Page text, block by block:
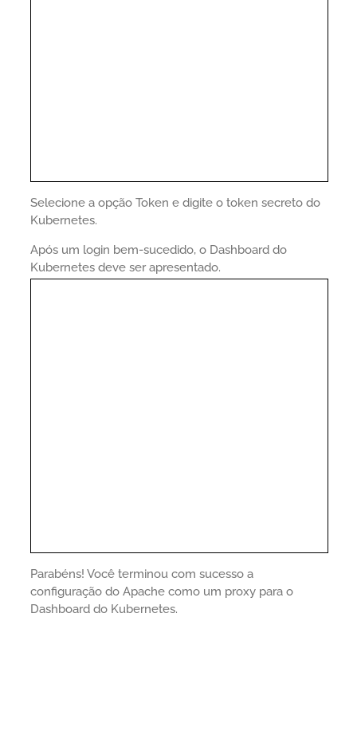
Selecione a opção Token e digite o token secreto do
Kubernetes.
Após um login bem-sucedido, o Dashboard do
Kubernetes deve ser apresentado.
Parabéns! Você terminou com sucesso a
configuração do Apache como um proxy para o
Dashboard do Kubernetes.